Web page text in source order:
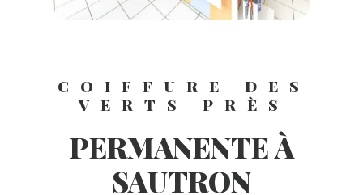
COIFFURE DES
VERTS PRÈS
PERMANENTE À
SAUTRON